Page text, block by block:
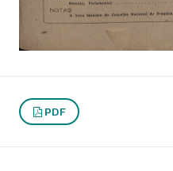
PDF